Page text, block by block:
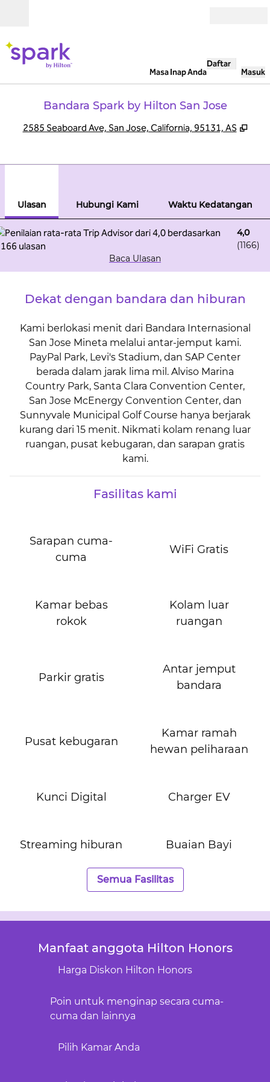
Masa Inap Anda
Daftar
Masuk
Bandara Spark by Hilton San Jose
2585 Seaboard Ave, San Jose, California, 95131, AS ,
Ulasan Hubungi Kami
Waktu Kedatangan
4,0
(1166)
Baca Ulasan
Dekat dengan bandara dan hiburan
Kami berlokasi menit dari Bandara Internasional
San Jose Mineta melalui antar-jemput kami.
PayPal Park, Levi's Stadium, dan SAP Center
berada dalam jarak lima mil. Alviso Marina
Country Park, Santa Clara Convention Center,
San Jose McEnergy Convention Center, dan
Sunnyvale Municipal Golf Course hanya berjarak
kurang dari 15 menit. Nikmati kolam renang luar
ruangan, pusat kebugaran, dan sarapan gratis
kami.
Fasilitas kami
Sarapan cuma-
cuma
WiFi Gratis
Kamar bebas
rokok
Kolam luar
ruangan
Parkir gratis
Antar jemput
bandara
Pusat kebugaran
Kamar ramah
hewan peliharaan
Kunci Digital Charger EV
Streaming hiburan Buaian Bayi
Semua Fasilitas
Manfaat anggota Hilton Honors
Harga Diskon Hilton Honors
Poin untuk menginap secara cuma-
cuma dan lainnya
Pilih Kamar Anda